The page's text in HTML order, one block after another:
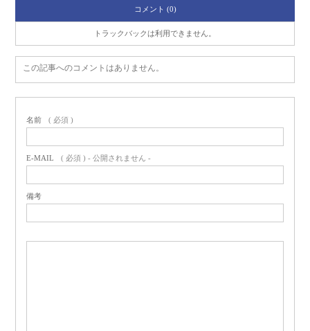
コメント (0)
トラックバックは利用できません。
この記事へのコメントはありません。
名前 ( 必須 )
E-MAIL ( 必須 ) - 公開されません -
備考